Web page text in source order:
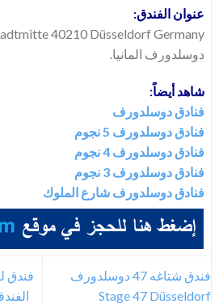
عنوان الفندق:
40210 Düsseldorf Germany
دوسلدورف المانيا.
شاهد أيضاً:
فنادق دوسلدورف
فنادق دوسلدورف 5 نجوم
فنادق دوسلدورف 4 نجوم
فنادق دوسلدورف 3 نجوم
فنادق دوسلدورف شارع الملوك
فندق شتاغه 47 دوسلدورف
Stage 47 Düsseldorf
فندق